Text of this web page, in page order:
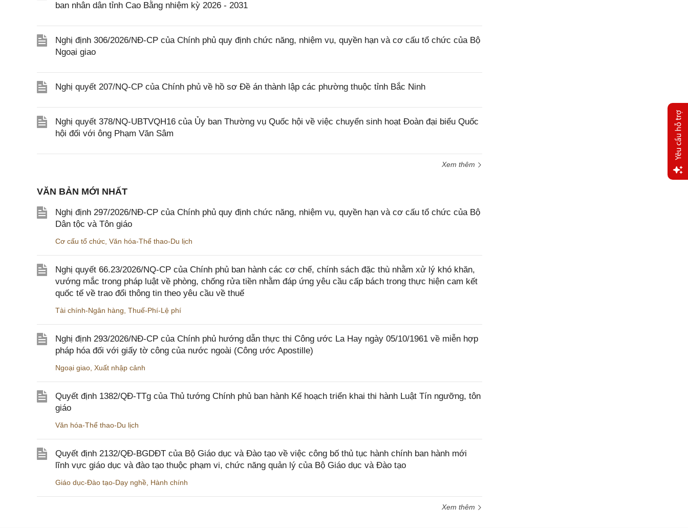
ban nhân dân tỉnh Cao Bằng nhiệm kỳ 2026 - 2031
Nghị định 306/2026/NĐ-CP của Chính phủ quy định chức năng, nhiệm vụ, quyền hạn và cơ cấu tổ chức của Bộ
Ngoại giao
Nghị quyết 207/NQ-CP của Chính phủ về hồ sơ Đề án thành lập các phường thuộc tỉnh Bắc Ninh
Nghị quyết 378/NQ-UBTVQH16 của Ủy ban Thường vụ Quốc hội về việc chuyển sinh hoạt Đoàn đại biểu Quốc
hội đối với ông Phạm Văn Sâm
Xem thêm
VĂN BẢN MỚI NHẤT
Nghị định 297/2026/NĐ-CP của Chính phủ quy định chức năng, nhiệm vụ, quyền hạn và cơ cấu tổ chức của Bộ
Dân tộc và Tôn giáo
Cơ cấu tổ chức Văn hóa-Thể thao-Du lịch
Nghị quyết 66.23/2026/NQ-CP của Chính phủ ban hành các cơ chế, chính sách đặc thù nhằm xử lý khó khăn,
vướng mắc trong pháp luật về phòng, chống rửa tiền nhằm đáp ứng yêu cầu cấp bách trong thực hiện cam kết
quốc tế về trao đổi thông tin theo yêu cầu về thuế
Tài chính-Ngân hàng Thuế-Phí-Lệ phí
Nghị định 293/2026/NĐ-CP của Chính phủ hướng dẫn thực thi Công ước La Hay ngày 05/10/1961 về miễn hợp
pháp hóa đối với giấy tờ công của nước ngoài (Công ước Apostille)
Ngoại giao Xuất nhập cảnh
Quyết định 1382/QĐ-TTg của Thủ tướng Chính phủ ban hành Kế hoạch triển khai thi hành Luật Tín ngưỡng, tôn
giáo
Văn hóa-Thể thao-Du lịch
Quyết định 2132/QĐ-BGDĐT của Bộ Giáo dục và Đào tạo về việc công bố thủ tục hành chính ban hành mới
lĩnh vực giáo dục và đào tạo thuộc phạm vi, chức năng quản lý của Bộ Giáo dục và Đào tạo
Giáo dục-Đào tạo-Dạy nghề Hành chính
Xem thêm